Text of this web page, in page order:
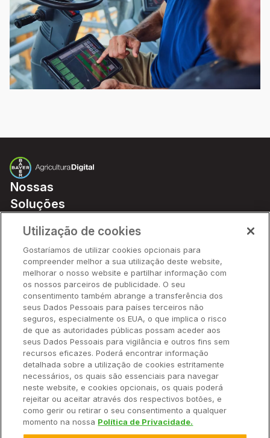
Nossas
Soluções
Parceiros
Hardware
Ajuda Rápida
Recursos
Empresa
Contato
Utilização de cookies
Gostaríamos de utilizar cookies opcionais para
compreender melhor a sua utilização deste website,
melhorar o nosso website e partilhar informação com
os nossos parceiros de publicidade. O seu
consentimento também abrange a transferência dos
seus Dados Pessoais para países terceiros não
seguros, especialmente os EUA, o que implica o risco
de que as autoridades públicas possam aceder aos
seus Dados Pessoais para vigilância e outros fins sem
recursos eficazes. Poderá encontrar informação
detalhada sobre a utilização de cookies estritamente
necessários, os quais são essenciais para navegar
neste website, e cookies opcionais, os quais poderá
rejeitar ou aceitar através dos respectivos botões, e
como gerir ou retirar o seu consentimento a qualquer
momento na nossa Política de Privacidade.